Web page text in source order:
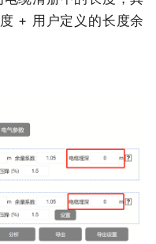
+ 用户定义的长度余